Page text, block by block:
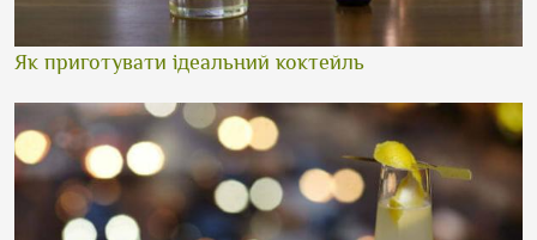
Як приготувати ідеальний коктейль